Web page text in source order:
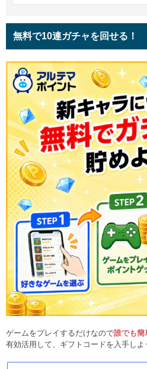
無料で10連ガチャを回せる！
ゲームをプレイするだけなので誰でも簡
有効活用して、ギフトコードを入手しよ